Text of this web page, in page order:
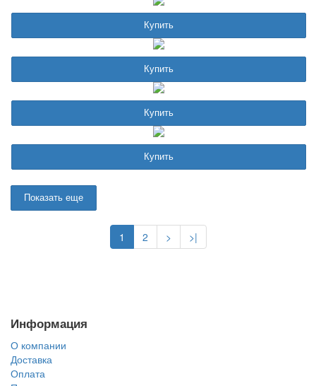
Купить
Купить
Купить
Купить
Показать еще
1 2 > >|
Информация
О компании
Доставка
Оплата